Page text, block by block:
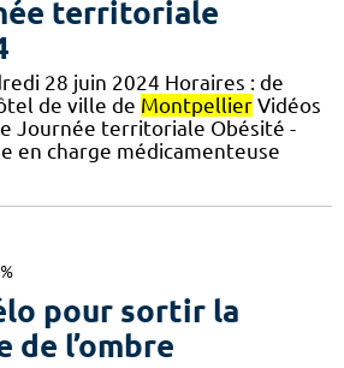
territoriale
28 juin 2024 Horaires : de
de ville de Montpellier Vidéos
Journée territoriale Obésité -
en charge médicamenteuse
pour sortir la
de l’ombre